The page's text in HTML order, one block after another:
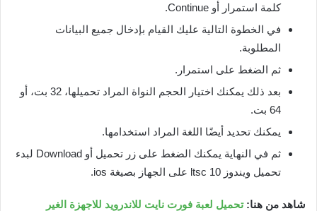
كلمة استمرار أو Continue.
في الخطوة التالية عليك القيام بإدخال جميع البيانات
المطلوبة.
ثم الضغط على استمرار.
بعد ذلك يمكنك اختيار الحجم النواة المراد تحميلها، 32 بت، أو
64 بت.
يمكنك تحديد أيضًا اللغة المراد استخدامها.
ثم في النهاية يمكنك الضغط على زر تحميل أو Download لبدء
تحميل ويندوز 10 ltsc على الجهاز بصيغة ios.
شاهد من هنا:تحميل لعبة فورت نايت للاندرويد للاجهزة الغير